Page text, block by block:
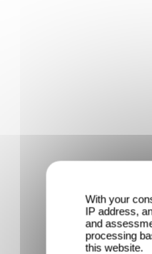
With your
IP address,
and
processing
this website.